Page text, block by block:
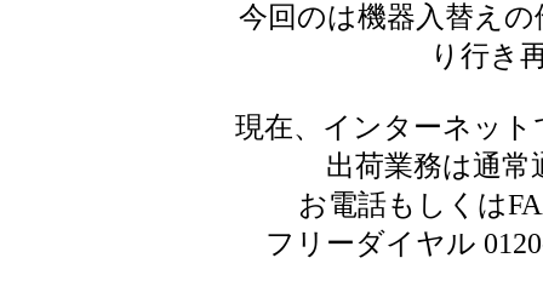
今回のは機器入替え
り行き
現在、インターネッ
出荷業務は通
お電話もしくは
フリーダイヤル